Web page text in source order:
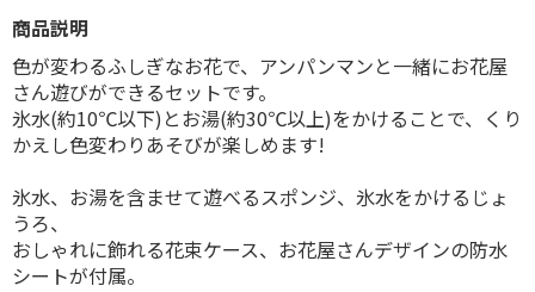
商品説明
色が変わるふしぎなお花で、アンパンマンと一緒にお花屋
さん遊びができるセットです。
氷水(約10℃以下)とお湯(約30℃以上)をかけることで、くり
かえし色変わりあそびが楽しめます!
氷水、お湯を含ませて遊べるスポンジ、氷水をかけるじょ
うろ、
おしゃれに飾れる花束ケース、お花屋さんデザインの防水
シートが付属。